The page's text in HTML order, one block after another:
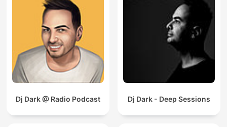
Dj Dark @ Radio Podcast Dj Dark - Deep Sessions